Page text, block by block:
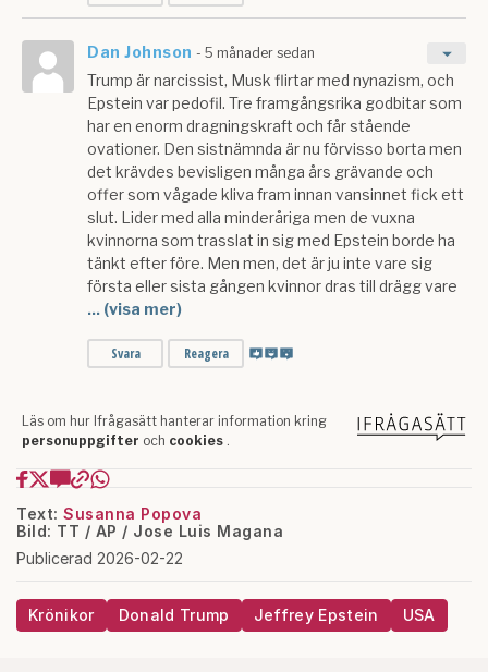
Text: Susanna Popova
Bild: TT / AP / Jose Luis Magana
Publicerad 2026-02-22
Krönikor Donald Trump Jeffrey Epstein USA